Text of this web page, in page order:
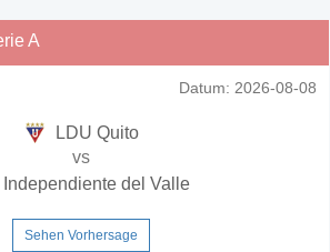
A
Datum: 2026-08-08
LDU Quito
vs
Independiente del Valle
Sehen Vorhersage